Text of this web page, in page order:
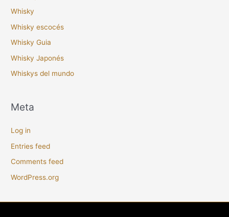
Whisky
Whisky escocés
Whisky Guia
Whisky Japonés
Whiskys del mundo
Meta
Log in
Entries feed
Comments feed
WordPress.org